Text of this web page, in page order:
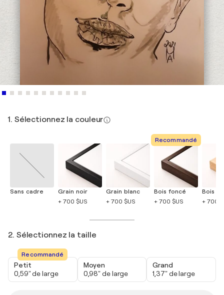
1. Sélectionnez la couleur
Sans cadre
Grain noir
+ 700 $US
Grain blanc
+ 700 $US
Recommandé
Bois foncé
+ 700 $US
Bois
+ 700
2. Sélectionnez la taille
Recommandé
Petit
0,59" de large
Moyen
0,98" de large
Grand
1,37" de large